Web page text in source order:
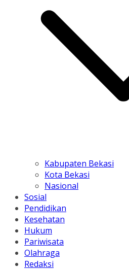
Kabupaten Bekasi
Kota Bekasi
Nasional
Sosial
Pendidikan
Kesehatan
Hukum
Pariwisata
Olahraga
Redaksi